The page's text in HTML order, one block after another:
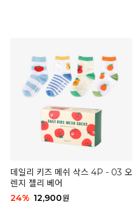
데일리 키즈 메쉬 삭스 4P - 03 오
렌지 젤리 베어
24% 12,900원